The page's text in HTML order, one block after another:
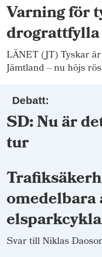
Varning för
drograttfylla
LÄNET (JT) Tyskar
Jämtland – nu höjs
Debatt:
SD: Nu är
tur
Svar till Niklas